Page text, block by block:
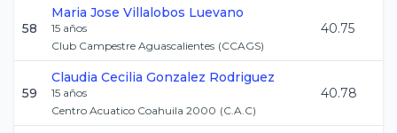
58
Maria Jose Villalobos Luevano
15 años
Club Campestre Aguascalientes (CCAGS)
40.75
59
Claudia Cecilia Gonzalez Rodriguez
15 años
Centro Acuatico Coahuila 2000 (C.A.C)
40.78